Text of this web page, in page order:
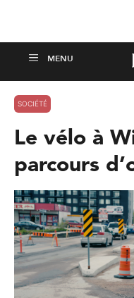
SOCIÉTÉ
Le vélo à
parcours